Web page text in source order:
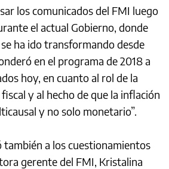
los comunicados del FMI luego
el actual Gobierno, donde
ha ido transformando desde
en el programa de 2018 a
hoy, en cuanto al rol de la
y al hecho de que la inflación
y no solo monetario”.
a los cuestionamientos
gerente del FMI, Kristalina